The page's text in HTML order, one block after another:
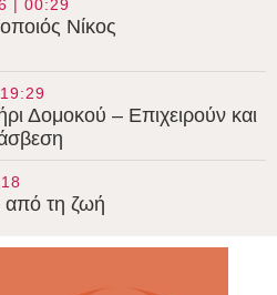
| 00:29
Νίκος
Δομοκού – Επιχειρούν και
από τη ζωή